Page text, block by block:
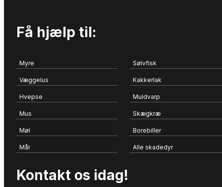
Få hjælp til:
Myre Sølvfisk
Væggelus Kakkerlak
Hvepse Muldvarp
Mus Skægkræ
Møl Borebiller
Mår Alle skadedyr
Kontakt os idag!